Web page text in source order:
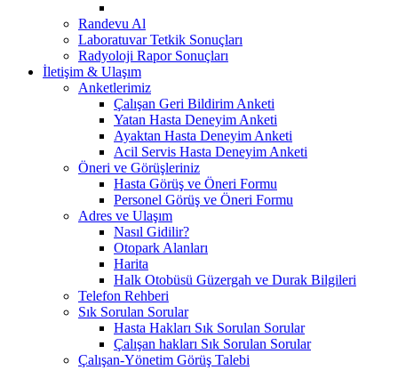
Randevu Al
Laboratuvar Tetkik Sonuçları
Radyoloji Rapor Sonuçları
İletişim & Ulaşım
Anketlerimiz
Çalışan Geri Bildirim Anketi
Yatan Hasta Deneyim Anketi
Ayaktan Hasta Deneyim Anketi
Acil Servis Hasta Deneyim Anketi
Öneri ve Görüşleriniz
Hasta Görüş ve Öneri Formu
Personel Görüş ve Öneri Formu
Adres ve Ulaşım
Nasıl Gidilir?
Otopark Alanları
Harita
Halk Otobüsü Güzergah ve Durak Bilgileri
Telefon Rehberi
Sık Sorulan Sorular
Hasta Hakları Sık Sorulan Sorular
Çalışan hakları Sık Sorulan Sorular
Çalışan-Yönetim Görüş Talebi